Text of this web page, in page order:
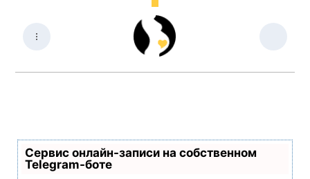
Сервис онлайн-записи на собственном
Telegram-боте